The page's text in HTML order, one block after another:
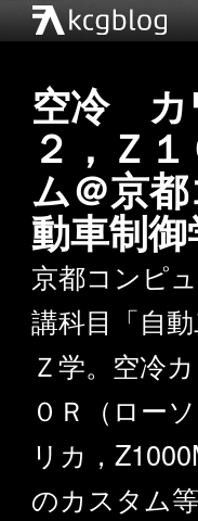
空冷 カ
２，Ｚ
ム＠京
動車制
京都コンピ
講科目「自
Ｚ学。空冷
０Ｒ（ロー
リカ，
のカスタム